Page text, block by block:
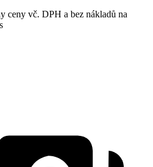
vč. DPH a bez nákladů na